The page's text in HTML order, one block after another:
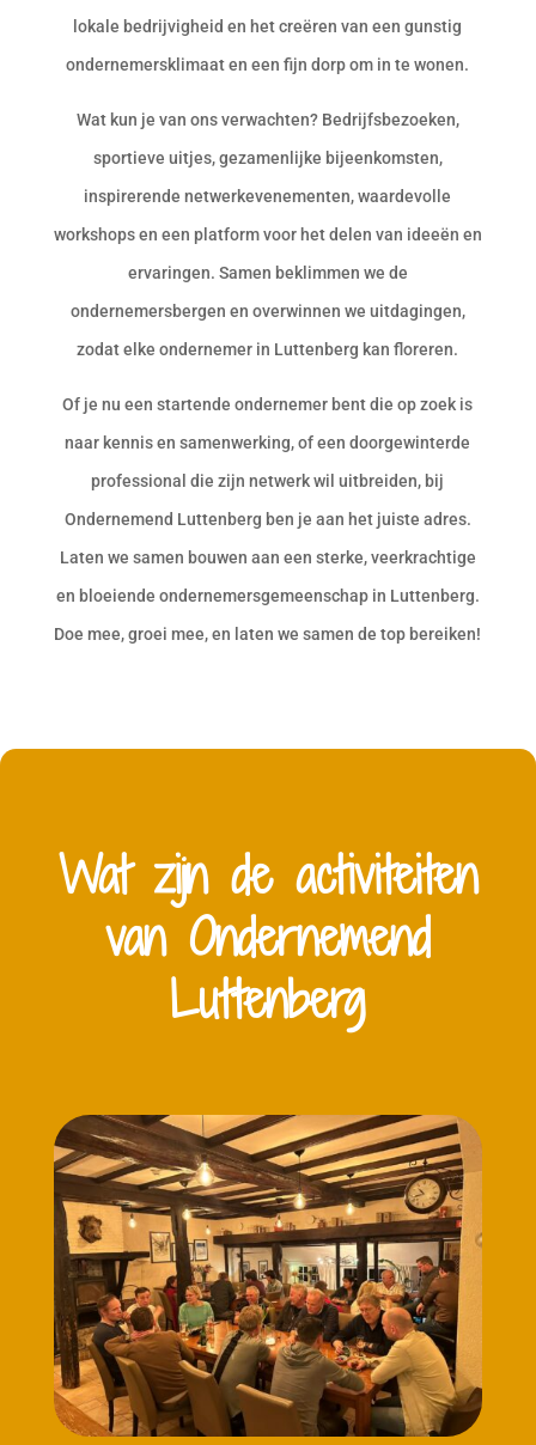
lokale bedrijvigheid en het creëren van een gunstig
ondernemersklimaat en een fijn dorp om in te wonen.
Wat kun je van ons verwachten? Bedrijfsbezoeken,
sportieve uitjes, gezamenlijke bijeenkomsten,
inspirerende netwerkevenementen, waardevolle
workshops en een platform voor het delen van ideeën en
ervaringen. Samen beklimmen we de
ondernemersbergen en overwinnen we uitdagingen,
zodat elke ondernemer in Luttenberg kan floreren.
Of je nu een startende ondernemer bent die op zoek is
naar kennis en samenwerking, of een doorgewinterde
professional die zijn netwerk wil uitbreiden, bij
Ondernemend Luttenberg ben je aan het juiste adres.
Laten we samen bouwen aan een sterke, veerkrachtige
en bloeiende ondernemersgemeenschap in Luttenberg.
Doe mee, groei mee, en laten we samen de top bereiken!
Wat zijn de activiteiten
van Ondernemend
Luttenberg